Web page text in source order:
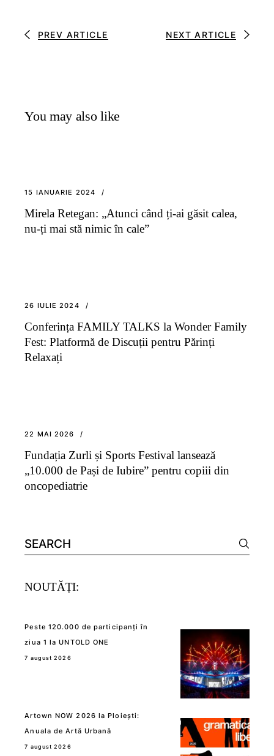
PREV ARTICLE NEXT ARTICLE
You may also like
15 IANUARIE 2024
Mirela Retegan: „Atunci când ți-ai găsit calea,
nu-ți mai stă nimic în cale”
26 IULIE 2024
Conferința FAMILY TALKS la Wonder Family
Fest: Platformă de Discuții pentru Părinți
Relaxați
22 MAI 2026
Fundația Zurli și Sports Festival lansează
„10.000 de Pași de Iubire” pentru copiii din
oncopediatrie
Search
for:
NOUTĂȚI:
Peste 120.000 de participanți în
ziua 1 la UNTOLD ONE
7 august 2026
Artown NOW 2026 la Ploiești:
Anuala de Artă Urbană
7 august 2026